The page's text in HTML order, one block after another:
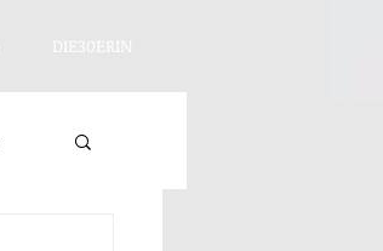
DIE30ERIN